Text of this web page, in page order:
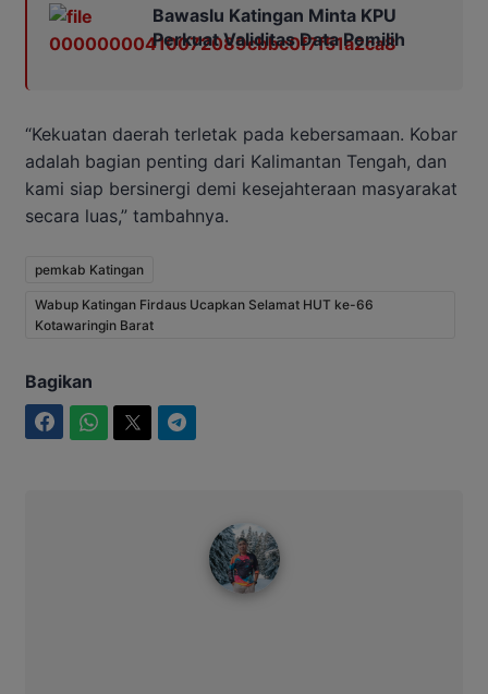
Bawaslu Katingan Minta KPU
Perkuat Validitas Data Pemilih
“Kekuatan daerah terletak pada kebersamaan. Kobar
adalah bagian penting dari Kalimantan Tengah, dan
kami siap bersinergi demi kesejahteraan masyarakat
secara luas,” tambahnya.
pemkab Katingan
Wabup Katingan Firdaus Ucapkan Selamat HUT ke-66
Kotawaringin Barat
Bagikan